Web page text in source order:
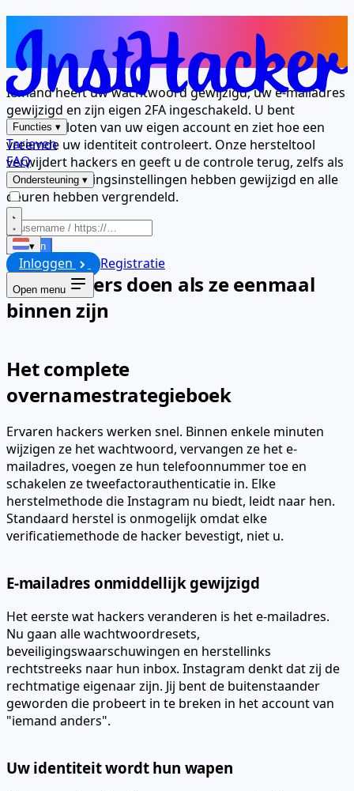
Functies ▾
Tarieven
FAQ
Ondersteuning ▾
▾
Inloggen Registratie
Open menu
Hackers hebben de controle
overgenomen — neem die nu terug
Iemand heeft uw wachtwoord gewijzigd, uw e-mailadres
gewijzigd en zijn eigen 2FA ingeschakeld. U bent
buitengesloten van uw eigen account en ziet hoe een
vreemde uw identiteit controleert. Onze hersteltool
verwijdert hackers en geeft u de controle terug, zelfs als
ze alle beveiligingsinstellingen hebben gewijzigd en alle
deuren hebben vergrendeld.
Starten
Wat hackers doen als ze eenmaal
binnen zijn
Het complete
overnamestrategieboek
Ervaren hackers werken snel. Binnen enkele minuten
wijzigen ze het wachtwoord, vervangen ze het e-
mailadres, voegen ze hun telefoonnummer toe en
schakelen ze tweefactorauthenticatie in. Elke
herstelmethode die Instagram nu biedt, leidt naar hen.
Standaard herstel is onmogelijk omdat elke
verificatiemethode de hacker bevestigt, niet u.
E-mailadres onmiddellijk gewijzigd
Het eerste wat hackers veranderen is het e-mailadres.
Nu gaan alle wachtwoordresets,
beveiligingswaarschuwingen en herstellinks
rechtstreeks naar hun inbox. Instagram denkt dat zij de
rechtmatige eigenaar zijn. Jij bent de buitenstaander
geworden die probeert in te breken in het account van
"iemand anders".
Uw identiteit wordt hun wapen